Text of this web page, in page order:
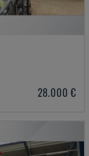
28.000 €